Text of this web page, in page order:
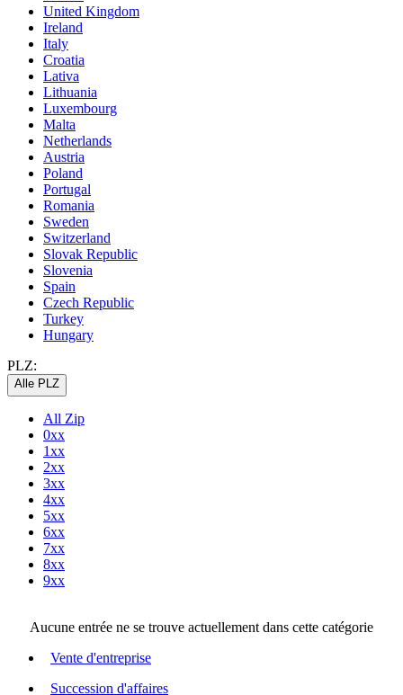
United Kingdom
Ireland
Italy
Croatia
Lativa
Lithuania
Luxembourg
Malta
Netherlands
Austria
Poland
Portugal
Romania
Sweden
Switzerland
Slovak Republic
Slovenia
Spain
Czech Republic
Turkey
Hungary
PLZ:
Alle PLZ
All Zip
0xx
1xx
2xx
3xx
4xx
5xx
6xx
7xx
8xx
9xx
Aucune entrée ne se trouve actuellement dans cette catégorie
Vente d'entreprise
Succession d'affaires